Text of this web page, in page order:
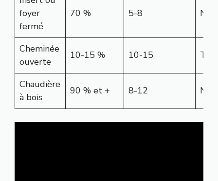
foyer
fermé
70 % 5-8
Cheminée
ouverte
10-15 % 10-15
Chaudière
à bois
90 % et + 8-12